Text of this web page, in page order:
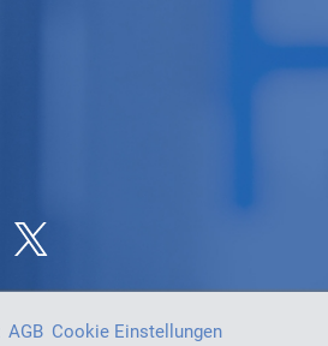
AGB Cookie Einstellungen